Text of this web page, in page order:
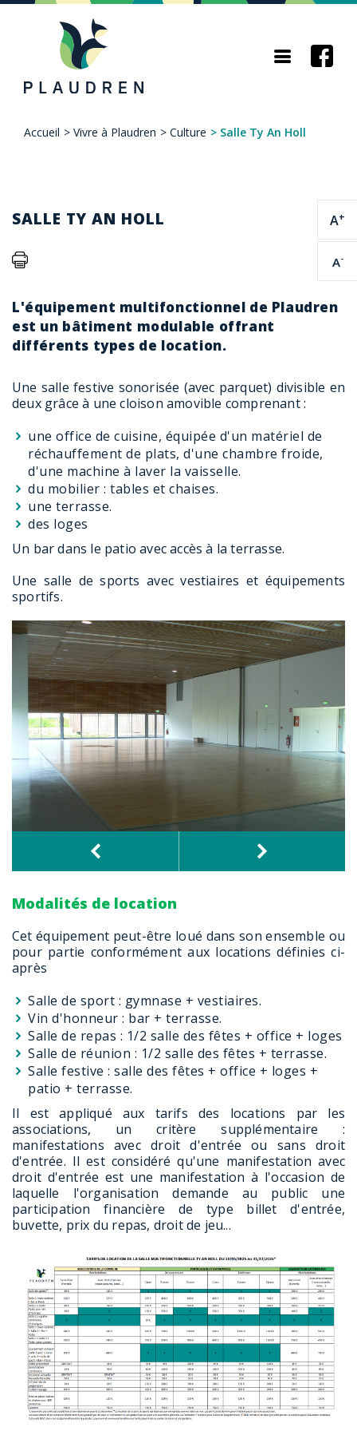
Aller
contenu
principal
A+
A-
Accueil > Vivre à Plaudren > Culture > Salle Ty An Holl
SALLE TY AN HOLL
L'équipement multifonctionnel de Plaudren
est un bâtiment modulable offrant
différents types de location.
Une salle festive sonorisée (avec parquet) divisible en
deux grâce à une cloison amovible comprenant :
une office de cuisine, équipée d'un matériel de
réchauffement de plats, d'une chambre froide,
d'une machine à laver la vaisselle.
du mobilier : tables et chaises.
une terrasse.
des loges
Un bar dans le patio avec accès à la terrasse.
Une salle de sports avec vestiaires et équipements
sportifs.
Modalités de location
Cet équipement peut-être loué dans son ensemble ou
pour partie conformément aux locations définies ci-
après
Salle de sport : gymnase + vestiaires.
Vin d'honneur : bar + terrasse.
Salle de repas : 1/2 salle des fêtes + office + loges
Salle de réunion : 1/2 salle des fêtes + terrasse.
Salle festive : salle des fêtes + office + loges +
patio + terrasse.
Il est appliqué aux tarifs des locations par les
associations, un critère supplémentaire :
manifestations avec droit d'entrée ou sans droit
d'entrée. Il est considéré qu'une manifestation avec
droit d'entrée est une manifestation à l'occasion de
laquelle l'organisation demande au public une
participation financière de type billet d'entrée,
buvette, prix du repas, droit de jeu...